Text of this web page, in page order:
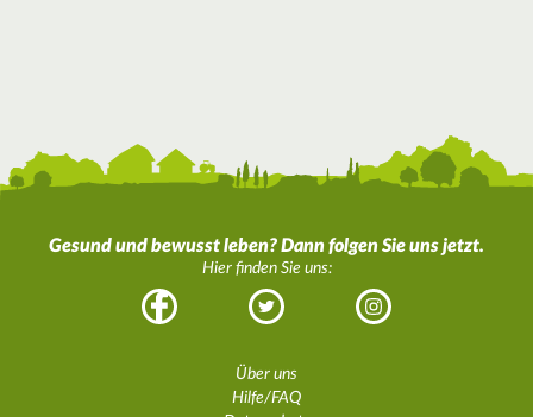
Gesund und bewusst leben? Dann folgen Sie uns jetzt.
Hier finden Sie uns:
Facebook Twitter Instagram
Über uns
Hilfe/FAQ